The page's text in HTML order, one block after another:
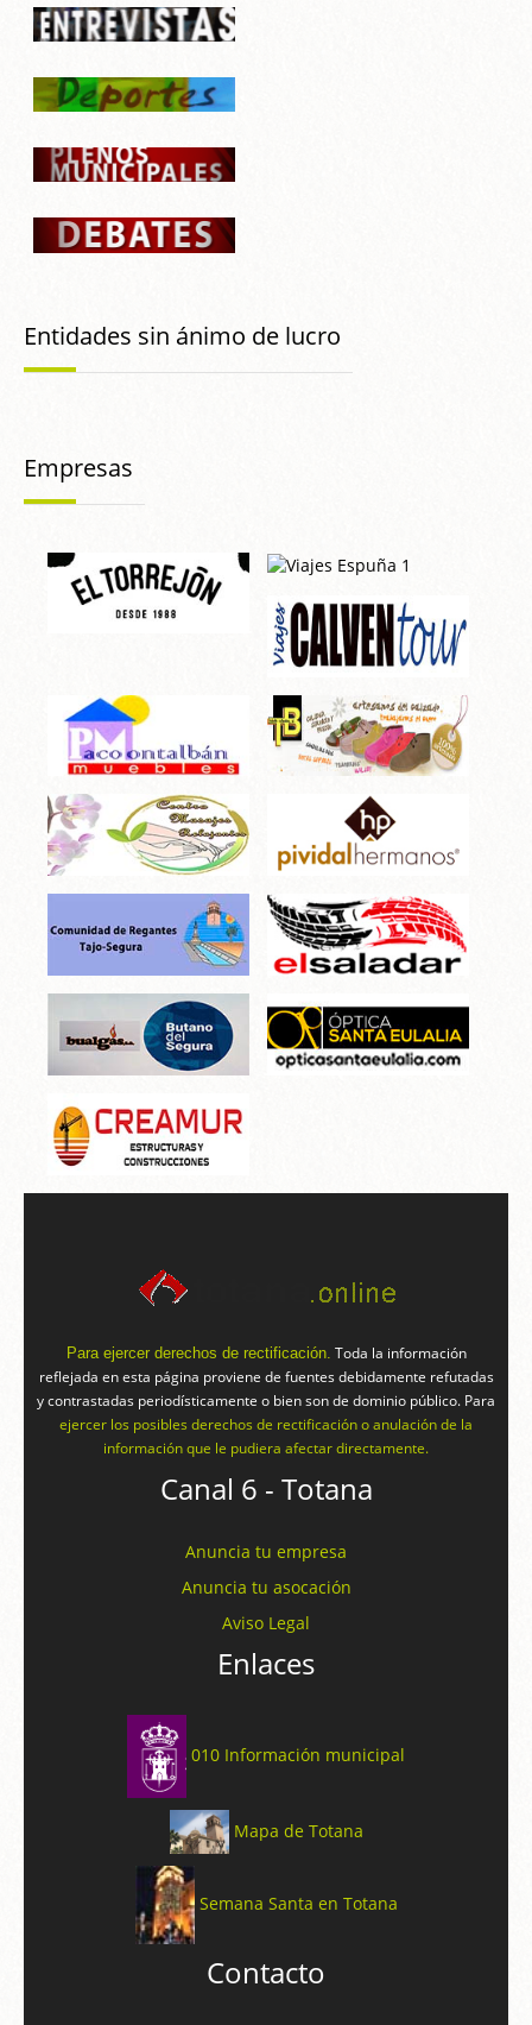
Entidades sin ánimo de lucro
Empresas
Para ejercer derechos de rectificación. Toda la información
reflejada en esta página proviene de fuentes debidamente refutadas
y contrastadas periodísticamente o bien son de dominio público. Para
ejercer los posibles derechos de rectificación o anulación de la
información que le pudiera afectar directamente.
Canal 6 - Totana
Anuncia tu empresa
Anuncia tu asocación
Aviso Legal
Enlaces
010 Información municipal
Mapa de Totana
Semana Santa en Totana
Contacto